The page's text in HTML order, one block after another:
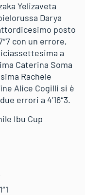
Yelizaveta
Darya
posto
con un errore,
a
Caterina Soma
Rachele
Alice Cogilli si è
errori a 4’16″3.
Ibu Cup